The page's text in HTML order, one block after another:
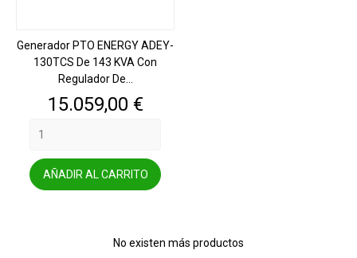
Generador PTO ENERGY ADEY-
130TCS De 143 KVA Con
Regulador De...
Precio
15.059,00 €
AÑADIR AL CARRITO
No existen más productos